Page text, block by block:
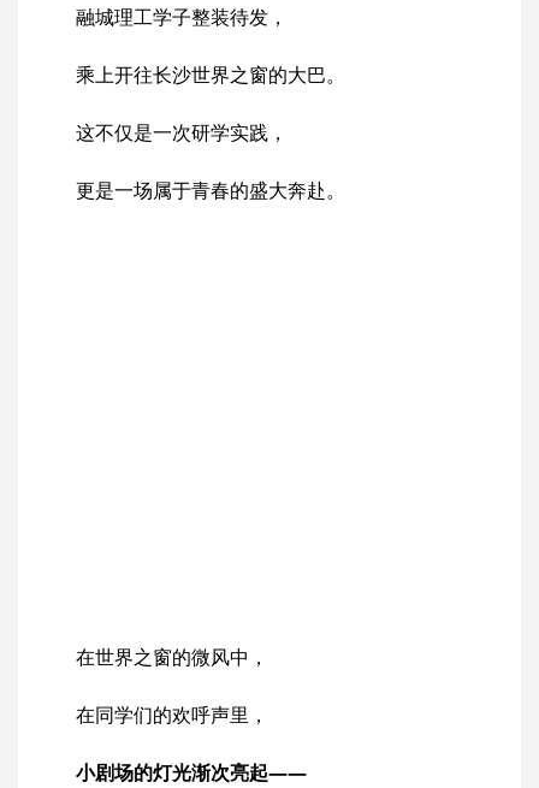
融城理工学子整装待发，
乘上开往长沙世界之窗的大巴。
这不仅是一次研学实践，
更是一场属于青春的盛大奔赴。
在世界之窗的微风中，
在同学们的欢呼声里，
小剧场的灯光渐次亮起——